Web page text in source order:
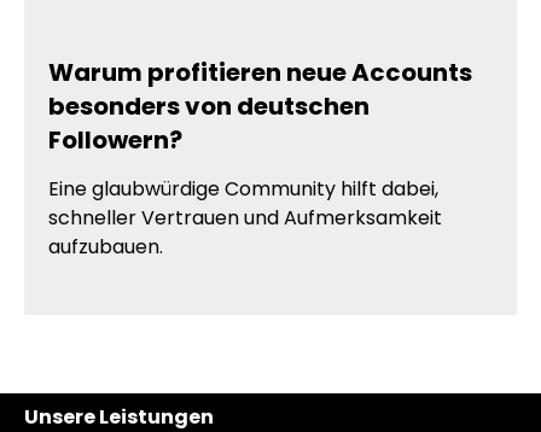
Warum profitieren neue Accounts
besonders von deutschen
Followern?
Eine glaubwürdige Community hilft dabei,
schneller Vertrauen und Aufmerksamkeit
aufzubauen.
Unsere Leistungen